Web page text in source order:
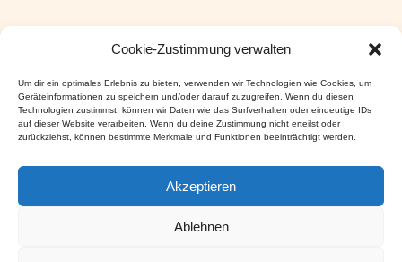
Cookie-Zustimmung verwalten
Um dir ein optimales Erlebnis zu bieten, verwenden wir Technologien wie Cookies, um
Geräteinformationen zu speichern und/oder darauf zuzugreifen. Wenn du diesen
Technologien zustimmst, können wir Daten wie das Surfverhalten oder eindeutige IDs
auf dieser Website verarbeiten. Wenn du deine Zustimmung nicht erteilst oder
zurückziehst, können bestimmte Merkmale und Funktionen beeinträchtigt werden.
Akzeptieren
Ablehnen
KUNDENSERVICE
Impressum
Datenschutz
AGB&Versand
Widerruf &Cookies